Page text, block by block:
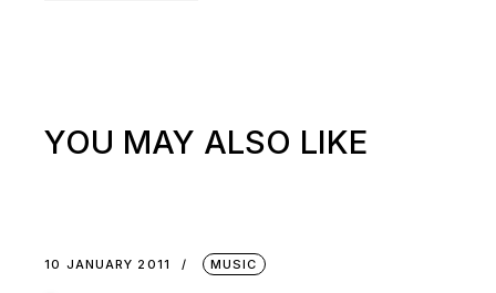
YOU MAY ALSO LIKE
10 JANUARY 2011 MUSIC